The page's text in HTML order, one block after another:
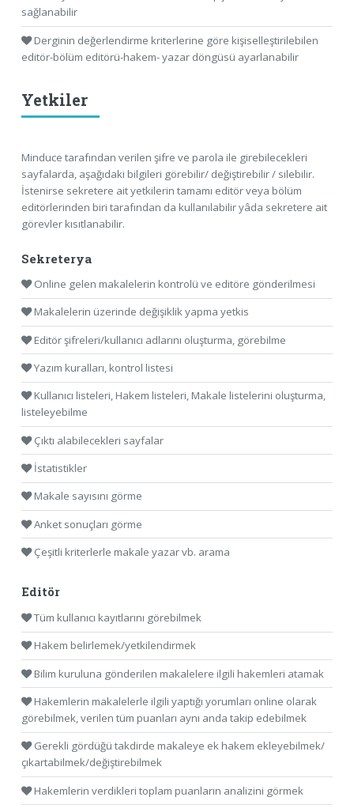
sağlanabilir
Derginin değerlendirme kriterlerine göre kişiselleştirilebilen
editör-bölüm editörü-hakem- yazar döngüsü ayarlanabilir
Yetkiler
Minduce tarafından verilen şifre ve parola ile girebilecekleri
sayfalarda, aşağıdaki bilgileri görebilir/ değiştirebilir / silebilir.
İstenirse sekretere ait yetkilerin tamamı editör veya bölüm
editörlerinden biri tarafından da kullanılabilir yâda sekretere ait
görevler kısıtlanabilir.
Sekreterya
Online gelen makalelerin kontrolü ve editöre gönderilmesi
Makalelerin üzerinde değişiklik yapma yetkis
Editör şifreleri/kullanıcı adlarını oluşturma, görebilme
Yazım kuralları, kontrol listesi
Kullanıcı listeleri, Hakem listeleri, Makale listelerini oluşturma,
listeleyebilme
Çıktı alabilecekleri sayfalar
İstatistikler
Makale sayısını görme
Anket sonuçları görme
Çeşitli kriterlerle makale yazar vb. arama
Editör
Tüm kullanıcı kayıtlarını görebilmek
Hakem belirlemek/yetkilendirmek
Bilim kuruluna gönderilen makalelere ilgili hakemleri atamak
Hakemlerin makalelerle ilgili yaptığı yorumları online olarak
görebilmek, verilen tüm puanları aynı anda takip edebilmek
Gerekli gördüğü takdirde makaleye ek hakem ekleyebilmek/
çıkartabilmek/değiştirebilmek
Hakemlerin verdikleri toplam puanların analizini görmek